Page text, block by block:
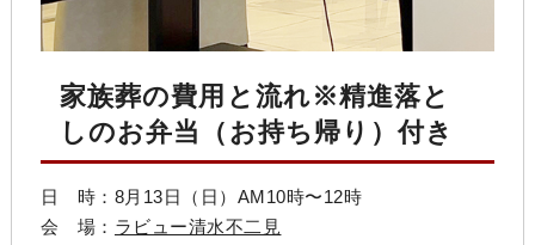
家族葬の費用と流れ※精進落と
しのお弁当（お持ち帰り）付き
日 時：8月13日（日）AM10時〜12時
会 場： ラビュー清水不二見